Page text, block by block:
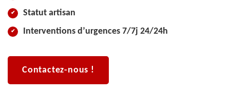
Statut artisan
Interventions d’urgences 7/7j 24/24h
Contactez-nous !